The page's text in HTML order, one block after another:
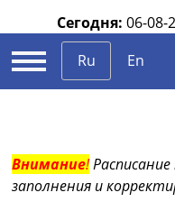
Сегодня: 06-08-
Ru
En
Внимание!
заполнения и